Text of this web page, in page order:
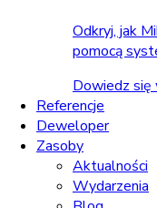
Odkryj, jak
pomocą
Dowiedz się
Referencje
Deweloper
Zasoby
Aktualności
Wydarzenia